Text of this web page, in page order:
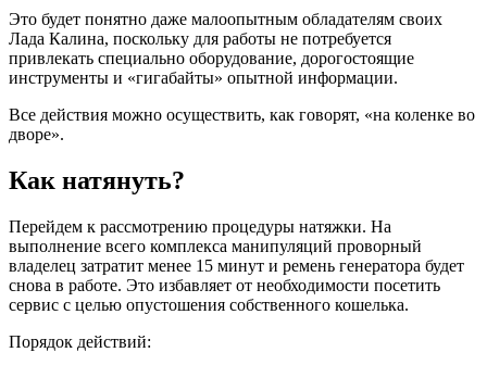
Это будет понятно даже малоопытным обладателям своих
Лада Калина, поскольку для работы не потребуется
привлекать специально оборудование, дорогостоящие
инструменты и «гигабайты» опытной информации.
Все действия можно осуществить, как говорят, «на коленке во
дворе».
Как натянуть?
Перейдем к рассмотрению процедуры натяжки. На
выполнение всего комплекса манипуляций проворный
владелец затратит менее 15 минут и ремень генератора будет
снова в работе. Это избавляет от необходимости посетить
сервис с целью опустошения собственного кошелька.
Порядок действий: